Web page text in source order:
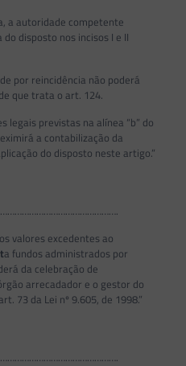
a autoridade competente
disposto nos incisos I e II
por reincidência não poderá
que trata o art. 124.
legais previstas na alínea “b” do
a contabilização da
do disposto neste artigo.”
valores excedentes ao
a fundos administrados por
da celebração de
arrecadador e o gestor do
73 da Lei nº 9.605, de 1998.”